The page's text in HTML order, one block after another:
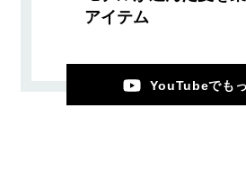
アイテム
YouTubeでも